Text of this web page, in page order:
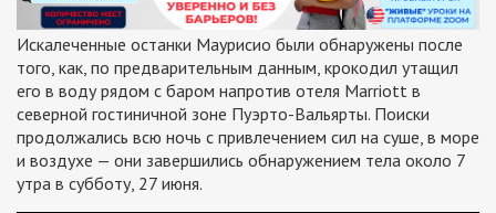
Искалеченные останки Маурисио были обнаружены после
того, как, по предварительным данным, крокодил утащил
его в воду рядом с баром напротив отеля Marriott в
северной гостиничной зоне Пуэрто-Вальярты. Поиски
продолжались всю ночь с привлечением сил на суше, в море
и воздухе — они завершились обнаружением тела около 7
утра в субботу, 27 июня.